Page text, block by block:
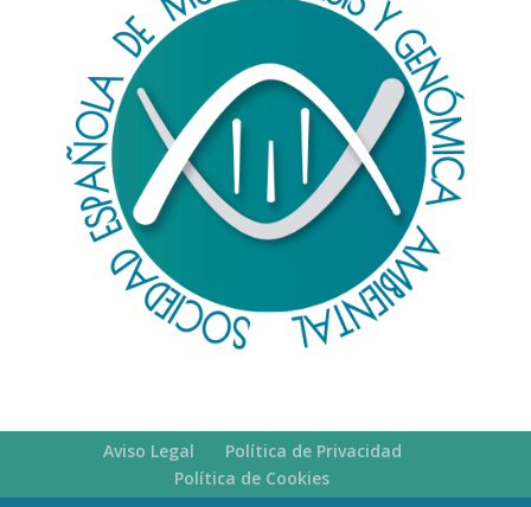
Aviso Legal
Política de Privacidad
Política de Cookies